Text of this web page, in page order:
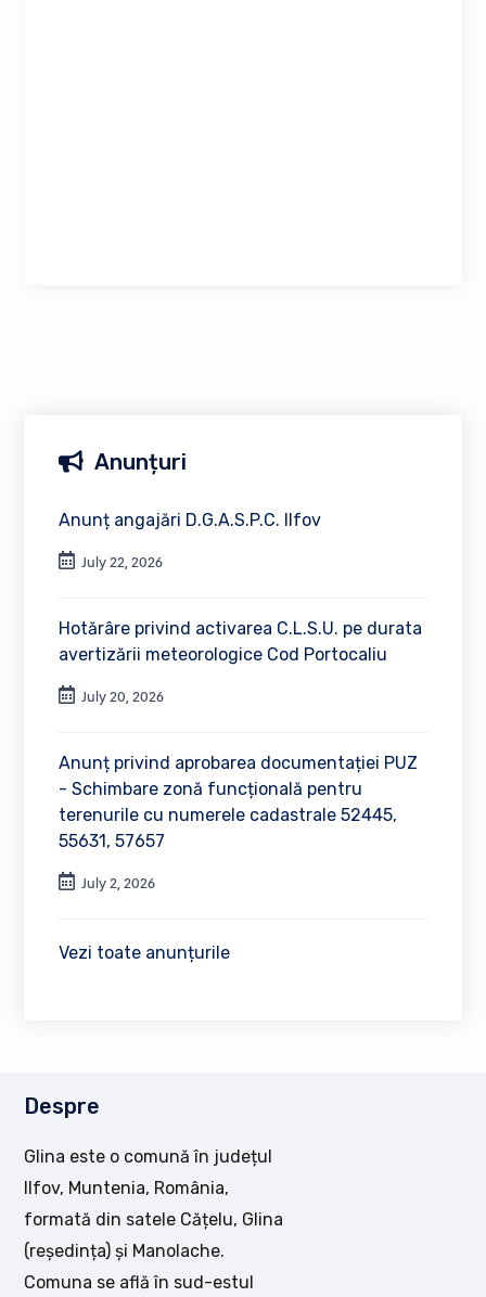
Anunțuri
Anunț angajări D.G.A.S.P.C. Ilfov
July 22, 2026
Hotărâre privind activarea C.L.S.U. pe durata
avertizării meteorologice Cod Portocaliu
July 20, 2026
Anunț privind aprobarea documentației PUZ
- Schimbare zonă funcțională pentru
terenurile cu numerele cadastrale 52445,
55631, 57657
July 2, 2026
Vezi toate anunțurile
Despre
Glina este o comună în județul
Ilfov, Muntenia, România,
formată din satele Cățelu, Glina
(reședința) și Manolache.
Comuna se află în sud-estul